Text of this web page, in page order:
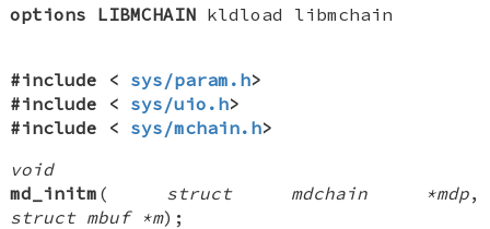
options LIBMCHAIN kldload libmchain
#include < sys/param.h>
#include < sys/uio.h>
#include < sys/mchain.h>
void
md_initm ( struct mdchain *mdp,
struct mbuf *m);